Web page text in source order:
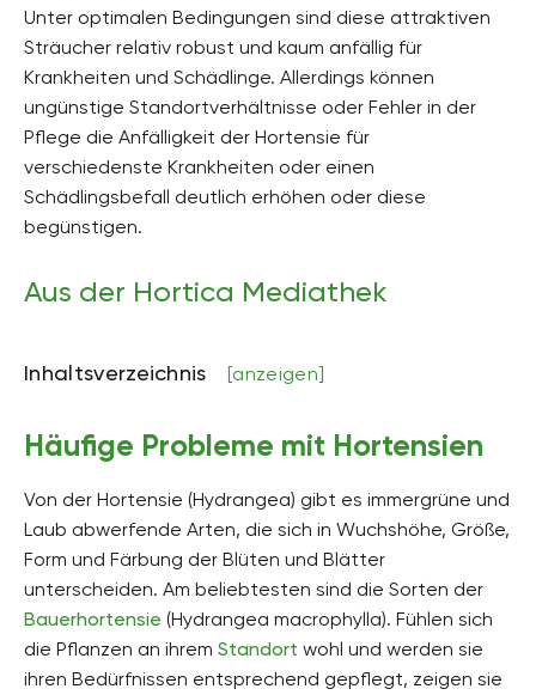
Unter optimalen Bedingungen sind diese attraktiven
Sträucher relativ robust und kaum anfällig für
Krankheiten und Schädlinge. Allerdings können
ungünstige Standortverhältnisse oder Fehler in der
Pflege die Anfälligkeit der Hortensie für
verschiedenste Krankheiten oder einen
Schädlingsbefall deutlich erhöhen oder diese
begünstigen.
Aus der Hortica Mediathek
Inhaltsverzeichnis [anzeigen]
Häufige Probleme mit Hortensien
Von der Hortensie (Hydrangea) gibt es immergrüne und
Laub abwerfende Arten, die sich in Wuchshöhe, Größe,
Form und Färbung der Blüten und Blätter
unterscheiden. Am beliebtesten sind die Sorten der
Bauerhortensie (Hydrangea macrophylla). Fühlen sich
die Pflanzen an ihrem Standort wohl und werden sie
ihren Bedürfnissen entsprechend gepflegt, zeigen sie